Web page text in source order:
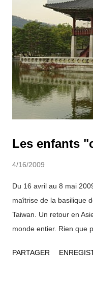
Les enfants
4/16/2009
Du 16 avril au 8 mai
maîtrise de la basilique
Taiwan. Un retour en
monde entier. Rien que
Chirac , au Gala
PARTAGER